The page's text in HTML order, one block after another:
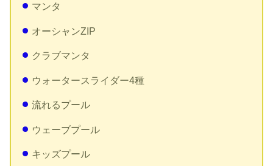
マンタ
オーシャンZIP
クラブマンタ
ウォータースライダー4種
流れるプール
ウェーブプール
キッズプール